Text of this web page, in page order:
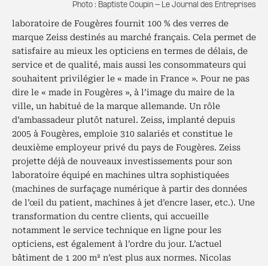
Photo : Baptiste Coupin - Le Journal des Entreprises
laboratoire de Fougères fournit 100 % des verres de
marque Zeiss destinés au marché français. Cela permet de
satisfaire au mieux les opticiens en termes de délais, de
service et de qualité, mais aussi les consommateurs qui
souhaitent privilégier le « made in France ». Pour ne pas
dire le « made in Fougères », à l’image du maire de la
ville, un habitué de la marque allemande. Un rôle
d’ambassadeur plutôt naturel. Zeiss, implanté depuis
2005 à Fougères, emploie 310 salariés et constitue le
deuxième employeur privé du pays de Fougères. Zeiss
projette déjà de nouveaux investissements pour son
laboratoire équipé en machines ultra sophistiquées
(machines de surfaçage numérique à partir des données
de l’œil du patient, machines à jet d’encre laser, etc.). Une
transformation du centre clients, qui accueille
notamment le service technique en ligne pour les
opticiens, est également à l’ordre du jour. L’actuel
bâtiment de 1 200 m² n’est plus aux normes. Nicolas